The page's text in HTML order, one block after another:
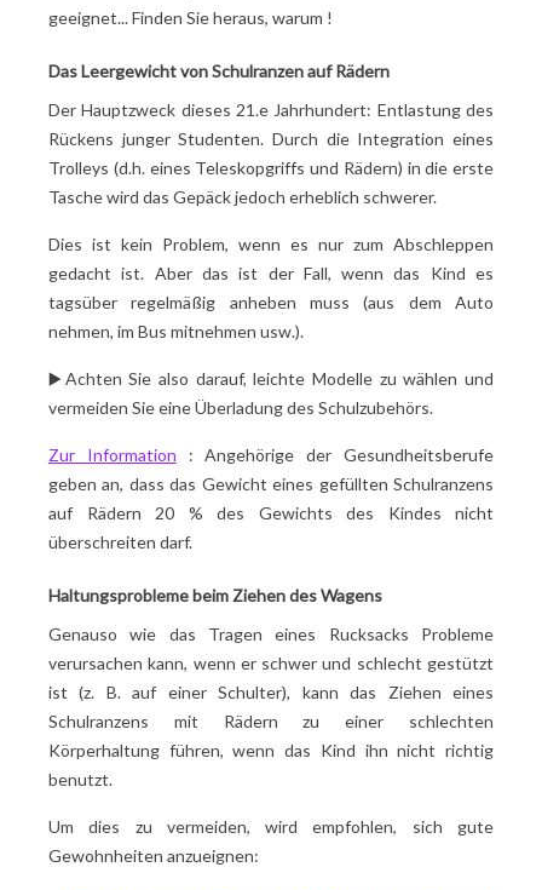
geeignet... Finden Sie heraus, warum !
Das Leergewicht von Schulranzen auf Rädern
Der Hauptzweck dieses 21.e Jahrhundert: Entlastung des
Rückens junger Studenten. Durch die Integration eines
Trolleys (d.h. eines Teleskopgriffs und Rädern) in die erste
Tasche wird das Gepäck jedoch erheblich schwerer.
Dies ist kein Problem, wenn es nur zum Abschleppen
gedacht ist. Aber das ist der Fall, wenn das Kind es
tagsüber regelmäßig anheben muss (aus dem Auto
nehmen, im Bus mitnehmen usw.).
▶️ Achten Sie also darauf, leichte Modelle zu wählen und
vermeiden Sie eine Überladung des Schulzubehörs.
Zur Information : Angehörige der Gesundheitsberufe
geben an, dass das Gewicht eines gefüllten Schulranzens
auf Rädern 20 % des Gewichts des Kindes nicht
überschreiten darf.
Haltungsprobleme beim Ziehen des Wagens
Genauso wie das Tragen eines Rucksacks Probleme
verursachen kann, wenn er schwer und schlecht gestützt
ist (z. B. auf einer Schulter), kann das Ziehen eines
Schulranzens mit Rädern zu einer schlechten
Körperhaltung führen, wenn das Kind ihn nicht richtig
benutzt.
Um dies zu vermeiden, wird empfohlen, sich gute
Gewohnheiten anzueignen: